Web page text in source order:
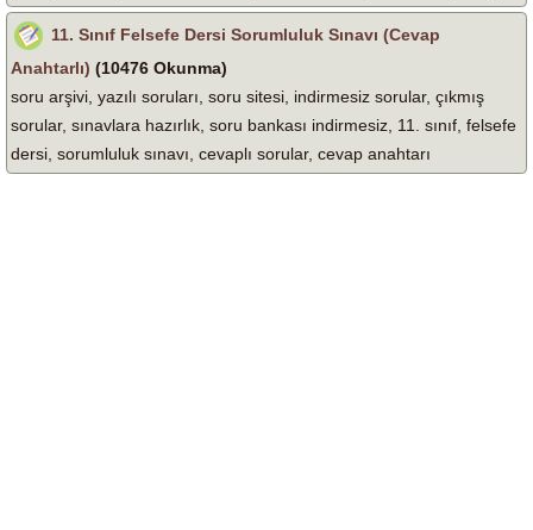
11. Sınıf Felsefe Dersi Sorumluluk Sınavı (Cevap
Anahtarlı) (10476 Okunma)
soru arşivi, yazılı soruları, soru sitesi, indirmesiz sorular, çıkmış
sorular, sınavlara hazırlık, soru bankası indirmesiz, 11. sınıf, felsefe
dersi, sorumluluk sınavı, cevaplı sorular, cevap anahtarı